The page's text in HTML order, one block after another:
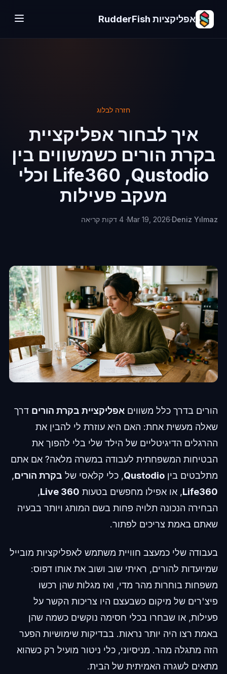
אפליקציות RudderFish
חזרה לבלוג
איך לבחור אפליקציית
בקרת הורים כשמשווים בין
Qustodio, ‏Life360 וכלי
מעקב פעילות
Deniz Yılmaz
·
Mar 19, 2026· 4 דקות קריאה
הורים בדרך כלל משווים אפליקציית בקרת הורים דרך
שאלה מעשית אחת: האם היא עוזרת לי להבין את
ההרגלים הדיגיטליים של הילד שלי בלי להפוך את
הבטיחות המשפחתית לעבודה במשרה מלאה? אם אתם
מתלבטים בין Qustodio, כלי קלאסי של בקרת הורים,
Life360, או אפילו מחפשים בטעות Live 360
,
הבחירה הנכונה תלויה פחות בשם המותג ויותר בבעיה
שאתם באמת צריכים לפתור.
בעבודה שלי כמעצב חוויית משתמש לאפליקציות מובייל
שמיועדות להורים, ראיתי שוב ושוב את אותו דפוס:
משפחות בוחרות מהר מדי, ואז מגלות שהן רכשו
פיצ'רים של מיקום כשבעצם היו צריכות הקשר על
פעילות, או שבחרו בכלי חסימה נוקשים כשמה שהן
באמת רצו היה יותר נראות. בבדיקות שימושיות הפער
הזה מתגלה מהר. מניסיוני, כלי ניטור מועיל רק כשהוא
מתאים לשגרה האמיתית של הבית.